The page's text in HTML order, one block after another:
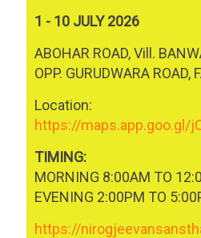
1 - 10 JULY 2026
ABOHAR ROAD, Vill.
OPP. GURUDWARA ROAD,
Location:
https://maps.app.goo.gl/
TIMING:
MORNING 8:00AM TO
EVENING 2:00PM TO
https://